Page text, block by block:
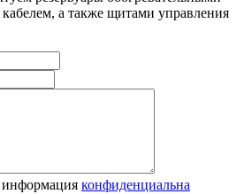
а также щитами управления
информация конфиденциальна